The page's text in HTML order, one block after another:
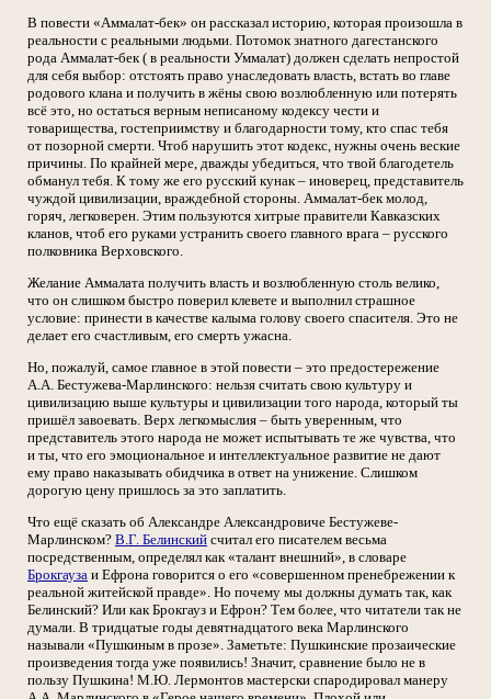
В повести «Аммалат-бек» он рассказал историю, которая произошла в
реальности с реальными людьми. Потомок знатного дагестанского
рода Аммалат-бек ( в реальности Уммалат) должен сделать непростой
для себя выбор: отстоять право унаследовать власть, встать во главе
родового клана и получить в жёны свою возлюбленную или потерять
всё это, но остаться верным неписаному кодексу чести и
товарищества, гостеприимству и благодарности тому, кто спас тебя
от позорной смерти. Чтоб нарушить этот кодекс, нужны очень веские
причины. По крайней мере, дважды убедиться, что твой благодетель
обманул тебя. К тому же его русский кунак – иноверец, представитель
чуждой цивилизации, враждебной стороны. Аммалат-бек молод,
горяч, легковерен. Этим пользуются хитрые правители Кавказских
кланов, чтоб его руками устранить своего главного врага – русского
полковника Верховского.
Желание Аммалата получить власть и возлюбленную столь велико,
что он слишком быстро поверил клевете и выполнил страшное
условие: принести в качестве калыма голову своего спасителя. Это не
делает его счастливым, его смерть ужасна.
Но, пожалуй, самое главное в этой повести – это предостережение
А.А. Бестужева-Марлинского: нельзя считать свою культуру и
цивилизацию выше культуры и цивилизации того народа, который ты
пришёл завоевать. Верх легкомыслия – быть уверенным, что
представитель этого народа не может испытывать те же чувства, что
и ты, что его эмоциональное и интеллектуальное развитие не дают
ему право наказывать обидчика в ответ на унижение. Слишком
дорогую цену пришлось за это заплатить.
Что ещё сказать об Александре Александровиче Бестужеве-
Марлинском? В.Г. Белинский считал его писателем весьма
посредственным, определял как «талант внешний», в словаре
Брокгауза и Ефрона говорится о его «совершенном пренебрежении к
реальной житейской правде». Но почему мы должны думать так, как
Белинский? Или как Брокгауз и Ефрон? Тем более, что читатели так не
думали. В тридцатые годы девятнадцатого века Марлинского
называли «Пушкиным в прозе». Заметьте: Пушкинские прозаические
произведения тогда уже появились! Значит, сравнение было не в
пользу Пушкина! М.Ю. Лермонтов мастерски спародировал манеру